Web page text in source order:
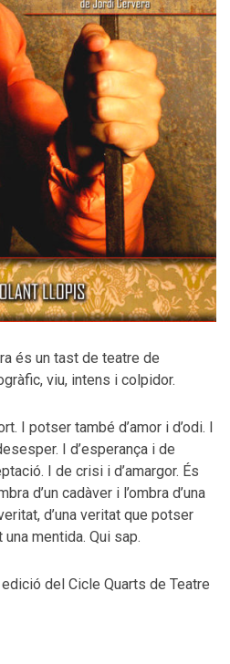
és un tast de teatre de
viu, intens i colpidor.
I potser també d’amor i d’odi. I
I d’esperança i de
I de crisi i d’amargor. És
d’un cadàver i l’ombra d’una
d’una veritat que potser
mentida. Qui sap.
del Cicle Quarts de Teatre